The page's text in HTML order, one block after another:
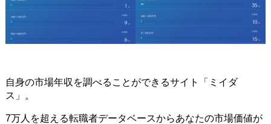
自身の市場年収を調べることができるサイト「ミイダ
ス」。
7万人を超える転職者データベースからあなたの市場価値が